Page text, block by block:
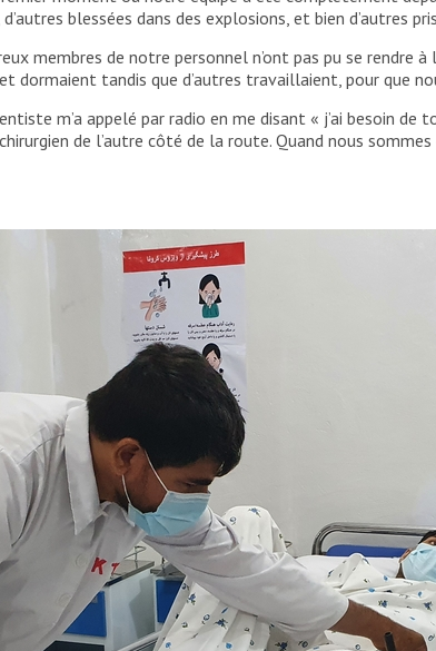
blessées dans des explosions, et bien d’autres
membres de notre personnel n’ont pas pu se rendre
dormaient tandis que d’autres travaillaient, pour que
m’a appelé par radio en me disant « j’ai besoin
de l’autre côté de la route. Quand nous